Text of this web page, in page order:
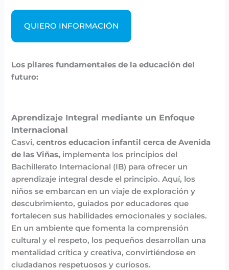
QUIERO INFORMACIÓN
Los pilares fundamentales de la educación del
futuro:
Aprendizaje Integral mediante un Enfoque
Internacional
Casvi,centros educacion infantil cerca de Avenida
de las Viñas, implementa los principios del
Bachillerato Internacional (IB) para ofrecer un
aprendizaje integral desde el principio. Aquí, los
niños se embarcan en un viaje de exploración y
descubrimiento, guiados por educadores que
fortalecen sus habilidades emocionales y sociales.
En un ambiente que fomenta la comprensión
cultural y el respeto, los pequeños desarrollan una
mentalidad crítica y creativa, convirtiéndose en
ciudadanos respetuosos y curiosos.